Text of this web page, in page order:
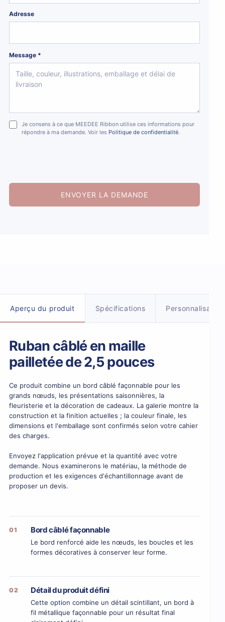
Adresse
Message *
Je consens à ce que MEEDEE Ribbon utilise ces informations pour
répondre à ma demande. Voir les Politique de confidentialité.
ENVOYER LA DEMANDE
Détails du produit
Aperçu du produit Spécifications Personnalisation
Ruban câblé en maille
pailletée de 2,5 pouces
Ce produit combine un bord câblé façonnable pour les
grands nœuds, les présentations saisonnières, la
fleuristerie et la décoration de cadeaux. La galerie montre la
construction et la finition actuelles ; la couleur finale, les
dimensions et l'emballage sont confirmés selon votre cahier
des charges.
Envoyez l'application prévue et la quantité avec votre
demande. Nous examinerons le matériau, la méthode de
production et les exigences d'échantillonnage avant de
proposer un devis.
01 Bord câblé façonnable
Le bord renforcé aide les nœuds, les boucles et les
formes décoratives à conserver leur forme.
02 Détail du produit défini
Cette option combine un détail scintillant, un bord à
fil métallique façonnable pour un résultat final